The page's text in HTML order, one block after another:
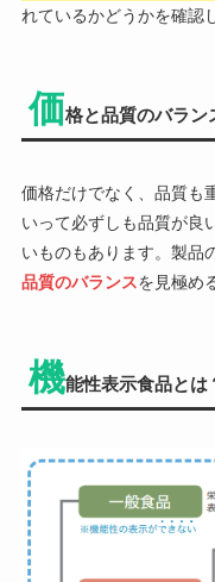
れているかどうかを確認
価格と品質のバラン
価格だけでなく、品質も
いって必ずしも品質が良
いものもあります。製品
品質のバランスを見極め
機能性表示食品とは